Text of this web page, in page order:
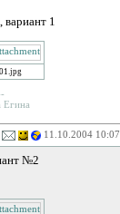
вариант 1
01.jpg
Егина
11.10.2004 10:07
№2